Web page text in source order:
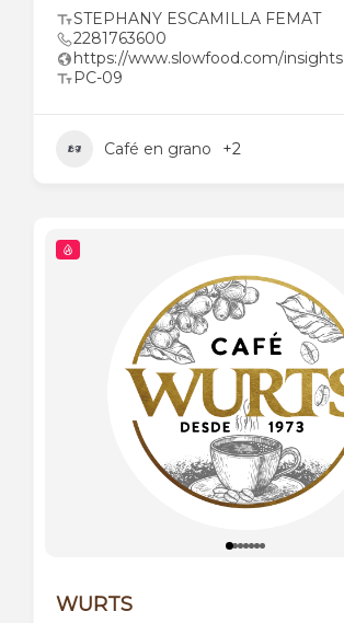
STEPHANY ESCAMILLA FEMAT
2281763600
https://www.slowfood.com/insights
PC-09
Café en grano +2
WURTS